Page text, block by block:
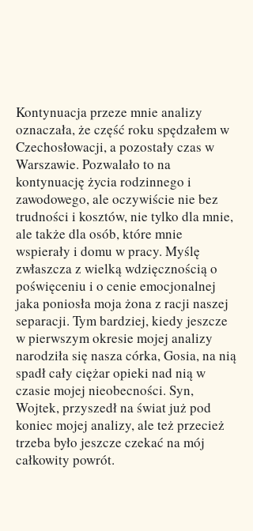
Kontynuacja przeze mnie analizy
oznaczała, że część roku spędzałem w
Czechosłowacji, a pozostały czas w
Warszawie. Pozwalało to na
kontynuację życia rodzinnego i
zawodowego, ale oczywiście nie bez
trudności i kosztów, nie tylko dla mnie,
ale także dla osób, które mnie
wspierały i domu w pracy. Myślę
zwłaszcza z wielką wdzięcznością o
poświęceniu i o cenie emocjonalnej
jaka poniosła moja żona z racji naszej
separacji. Tym bardziej, kiedy jeszcze
w pierwszym okresie mojej analizy
narodziła się nasza córka, Gosia, na nią
spadł cały ciężar opieki nad nią w
czasie mojej nieobecności. Syn,
Wojtek, przyszedł na świat już pod
koniec mojej analizy, ale też przecież
trzeba było jeszcze czekać na mój
całkowity powrót.